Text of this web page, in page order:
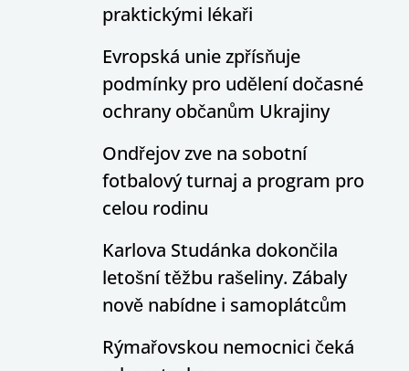
praktickými lékaři
Evropská unie zpřísňuje
podmínky pro udělení dočasné
ochrany občanům Ukrajiny
Ondřejov zve na sobotní
fotbalový turnaj a program pro
celou rodinu
Karlova Studánka dokončila
letošní těžbu rašeliny. Zábaly
nově nabídne i samoplátcům
Rýmařovskou nemocnici čeká